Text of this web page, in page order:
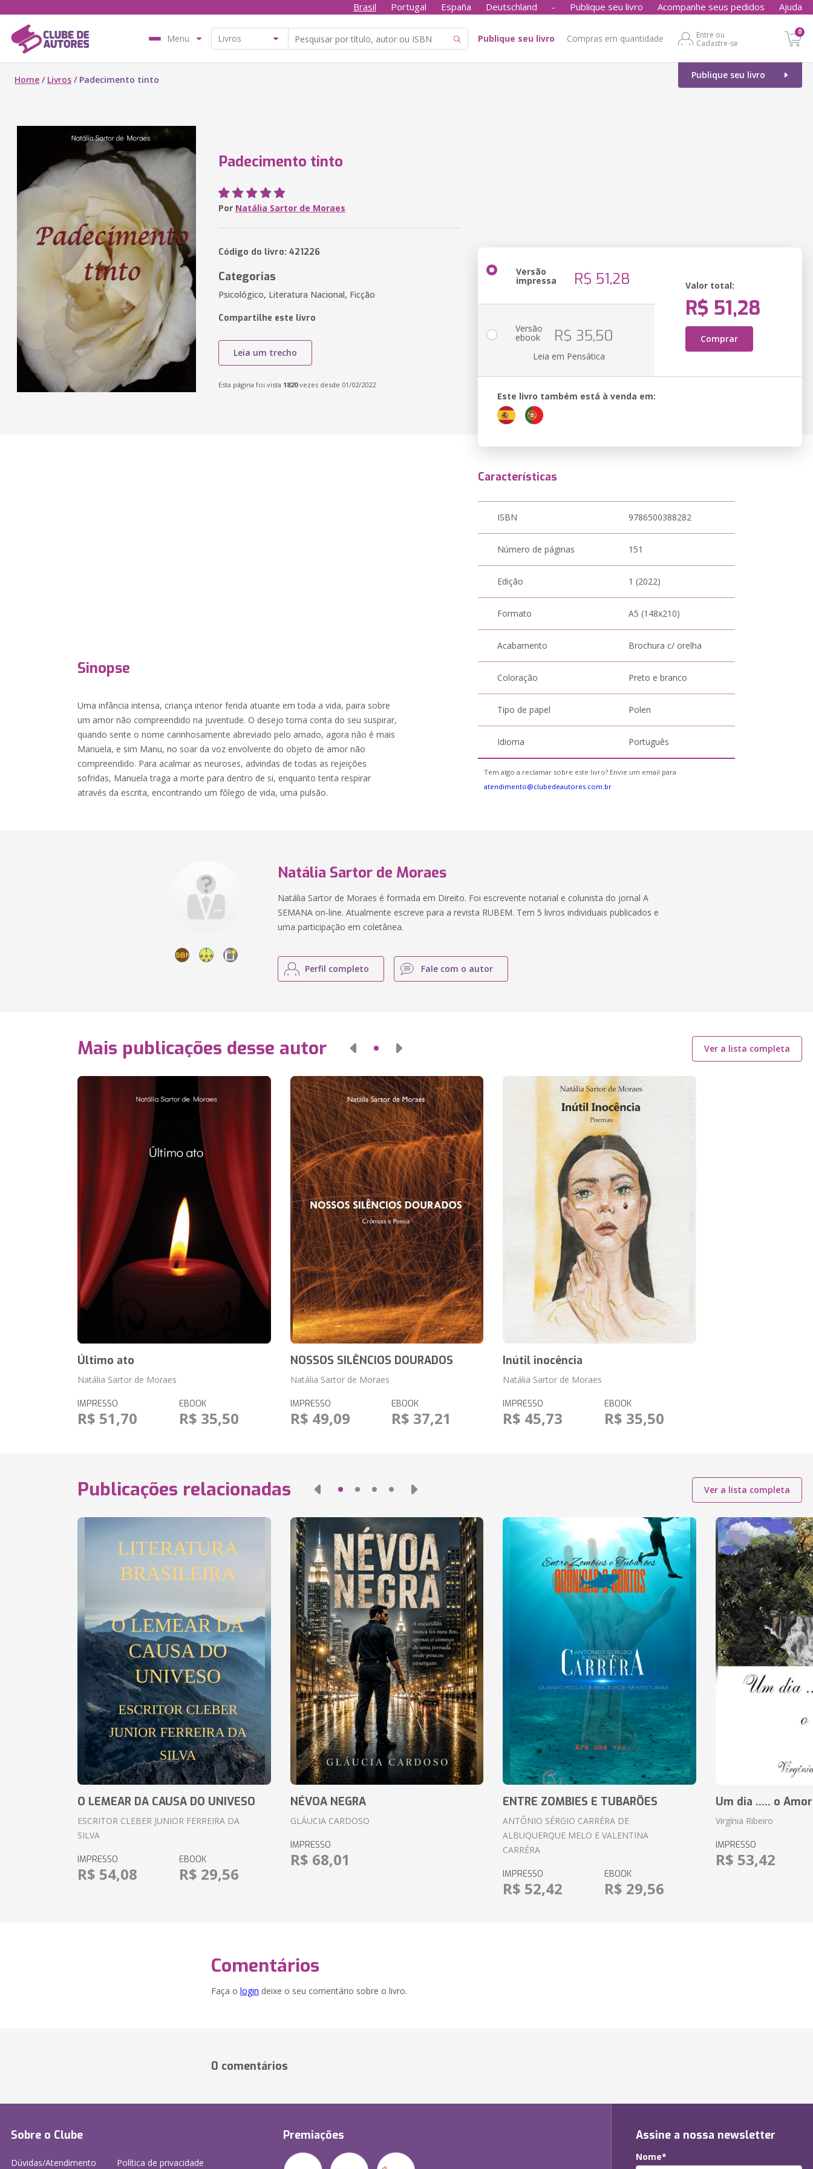
Brasil Portugal España Deutschland - Publique seu livro Acompanhe seus pedidos Ajuda
Menu Publique seu livro Compras em quantidade
Entre ou
Cadastre-se
0
Publique seu livro
Home / Livros / Padecimento tinto
Padecimento tinto
Por Natália Sartor de Moraes
Código do livro: 421226
Categorias
Psicológico, Literatura Nacional, Ficção
Compartilhe este livro
Leia um trecho
Esta página foi vista 1820vezes desde 01/02/2022
Versão
impressa R$ 51,28 Valor total:
R$ 51,28
Comprar
Versão
ebook R$ 35,50
Leia em Pensática
Este livro também está à venda em:
Sinopse
Uma infância intensa, criança interior ferida atuante em toda a vida, paira sobre
um amor não compreendido na juventude. O desejo toma conta do seu suspirar,
quando sente o nome carinhosamente abreviado pelo amado, agora não é mais
Manuela, e sim Manu, no soar da voz envolvente do objeto de amor não
compreendido. Para acalmar as neuroses, advindas de todas as rejeições
sofridas, Manuela traga a morte para dentro de si, enquanto tenta respirar
através da escrita, encontrando um fôlego de vida, uma pulsão.
Características
ISBN 9786500388282
Número de páginas 151
Edição 1 (2022)
Formato A5 (148x210)
Acabamento Brochura c/ orelha
Coloração Preto e branco
Tipo de papel Polen
Idioma Português
Tem algo a reclamar sobre este livro? Envie um email para
atendimento@clubedeautores.com.br
Natália Sartor de Moraes
Natália Sartor de Moraes é formada em Direito. Foi escrevente notarial e colunista do jornal A
SEMANA on-line. Atualmente escreve para a revista RUBEM. Tem 5 livros individuais publicados e
uma participação em coletânea.
Perfil completo Fale com o autor
Mais publicações desse autor Ver a lista completa
Último ato
Natália Sartor de Moraes
IMPRESSO
R$ 51,70
EBOOK
R$ 35,50
NOSSOS SILÊNCIOS DOURADOS
Natália Sartor de Moraes
IMPRESSO
R$ 49,09
EBOOK
R$ 37,21
Inútil inocência
Natália Sartor de Moraes
IMPRESSO
R$ 45,73
EBOOK
R$ 35,50
Publicações relacionadas Ver a lista completa
O LEMEAR DA CAUSA DO UNIVESO
ESCRITOR CLEBER JUNIOR FERREIRA DA
SILVA
IMPRESSO
R$ 54,08
EBOOK
R$ 29,56
NÉVOA NEGRA
GLÁUCIA CARDOSO
IMPRESSO
R$ 68,01
ENTRE ZOMBIES E TUBARÕES
ANTÔNIO SÉRGIO CARRÉRA DE
ALBUQUERQUE MELO E VALENTINA
CARRÉRA
IMPRESSO
R$ 52,42
EBOOK
R$ 29,56
Um dia ..... o Amor
Virgínia Ribeiro
IMPRESSO
R$ 53,42
Comentários
Faça o login deixe o seu comentário sobre o livro.
0 comentários
Sobre o Clube
Dúvidas/Atendimento Política de privacidade
Premiações Assine a nossa newsletter
Nome*